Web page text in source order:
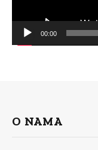
00:00
O NAMA